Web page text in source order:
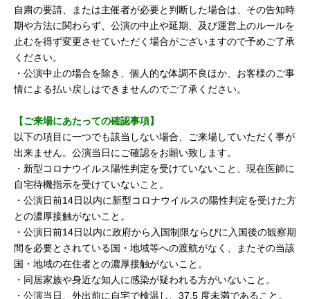
自粛の要請、または主催者が必要と判断した場合は、その告知時
期や方法に関わらず、公演の中止や延期、及び運営上のルールを
止むを得ず変更させていただく場合がございますので予めご了承
ください。
・公演中止の場合を除き、個人的な体調不良ほか、お客様のご事
情による払い戻しはできませんのでご了承ください。
【ご来場にあたっての確認事項】
以下の項目に一つでも該当しない場合、ご来場していただく事が
出来ません。公演当日にご確認をお願い致します。
・新型コロナウイルス陽性判定を受けていないこと、現在医師に
自宅待機指示を受けていないこと。
・公演日前14日以内に新型コロナウイルスの陽性判定を受けた方
との濃厚接触がないこと。
・公演日前14日以内に政府から入国制限ならびに入国後の観察期
間を必要とされている国・地域等への渡航がなく、またその当該
国・地域の在住者との濃厚接触がないこと。
・同居家族や身近な知人に感染が疑われる方がいないこと。
・公演当日、外出前に自宅で検温し、37.5 度未満であること。